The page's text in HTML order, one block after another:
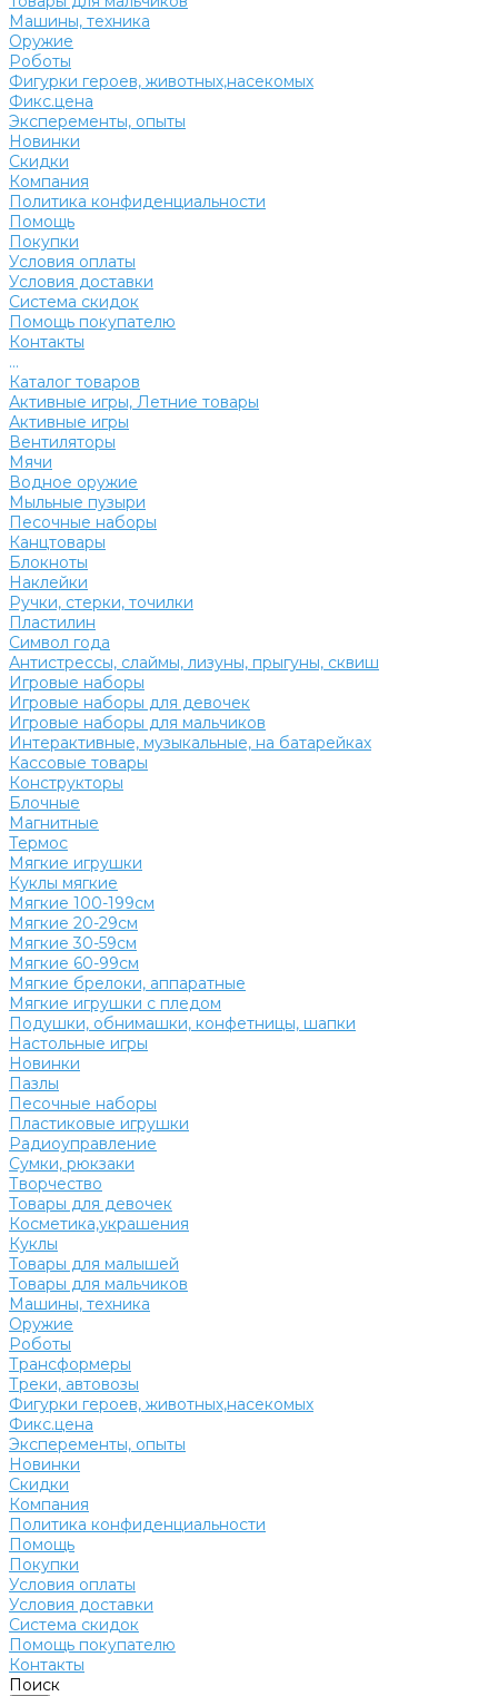
Машины, техника
Оружие
Роботы
Фигурки героев, животных,насекомых
Фикс.цена
Эксперементы, опыты
Новинки
Скидки
Компания
Политика конфиденциальности
Помощь
Покупки
Условия оплаты
Условия доставки
Система скидок
Помощь покупателю
Контакты
...
Каталог товаров
Активные игры, Летние товары
Активные игры
Вентиляторы
Мячи
Водное оружие
Мыльные пузыри
Песочные наборы
Канцтовары
Блокноты
Наклейки
Ручки, стерки, точилки
Пластилин
Символ года
Антистрессы, слаймы, лизуны, прыгуны, сквиш
Игровые наборы
Игровые наборы для девочек
Игровые наборы для мальчиков
Интерактивные, музыкальные, на батарейках
Кассовые товары
Конструкторы
Блочные
Магнитные
Термос
Мягкие игрушки
Куклы мягкие
Мягкие 100-199см
Мягкие 20-29см
Мягкие 30-59см
Мягкие 60-99см
Мягкие брелоки, аппаратные
Мягкие игрушки с пледом
Подушки, обнимашки, конфетницы, шапки
Настольные игры
Новинки
Пазлы
Песочные наборы
Пластиковые игрушки
Радиоуправление
Сумки, рюкзаки
Творчество
Товары для девочек
Косметика,украшения
Куклы
Товары для малышей
Товары для мальчиков
Машины, техника
Оружие
Роботы
Трансформеры
Треки, автовозы
Фигурки героев, животных,насекомых
Фикс.цена
Эксперементы, опыты
Новинки
Скидки
Компания
Политика конфиденциальности
Помощь
Покупки
Условия оплаты
Условия доставки
Система скидок
Помощь покупателю
Контакты
Поиск